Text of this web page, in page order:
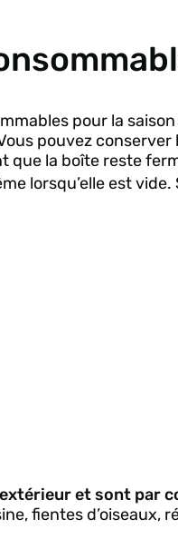
pour la
pouvez
la boîte reste
lorsqu’elle est
et sont par
fientes d’oiseaux,